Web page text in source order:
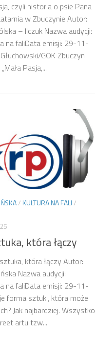
czyli historia o psie Pana
w Zbuczynie Autor:
– Ilczuk Nazwa audycji:
na faliData emisji: 29-11-
GOK Zbuczyn
Pasja,...
/KULTURA NA FALI/
która łączy
która łączy Autor:
Nazwa audycji:
na faliData emisji: 29-11-
forma sztuki, która może
Jak najbardziej. Wszystko
artu tzw....